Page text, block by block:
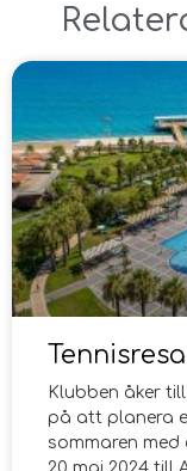
Klubben åker
på att planera
sommaren med